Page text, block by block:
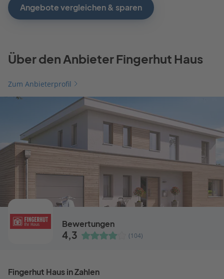
Angebote vergleichen & sparen
Über den Anbieter Fingerhut Haus
Zum Anbieterprofil
Bewertungen
4,3 (104)
Fingerhut Haus in Zahlen